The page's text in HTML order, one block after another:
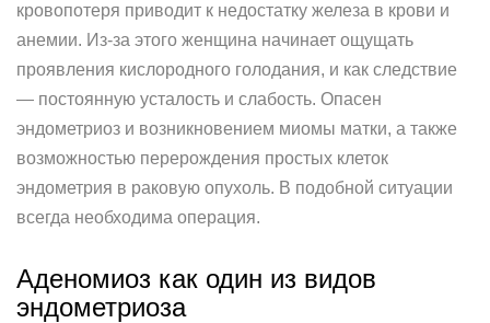
кровопотеря приводит к недостатку железа в крови и
анемии. Из-за этого женщина начинает ощущать
проявления кислородного голодания, и как следствие
— постоянную усталость и слабость. Опасен
эндометриоз и возникновением миомы матки, а также
возможностью перерождения простых клеток
эндометрия в раковую опухоль. В подобной ситуации
всегда необходима операция.
Аденомиоз как один из видов
эндометриоза